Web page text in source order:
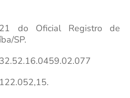
do Oficial Registro de
SP.